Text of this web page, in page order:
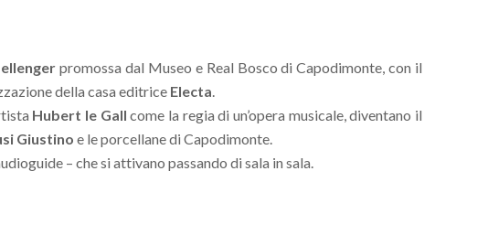
promossa dal Museo e Real Bosco di Capodimonte, con il
della casa editrice Electa
Hubert le Gall come la regia di un’opera musicale, diventano il
Giustino e le porcellane di Capodimonte.
– che si attivano passando di sala in sala.